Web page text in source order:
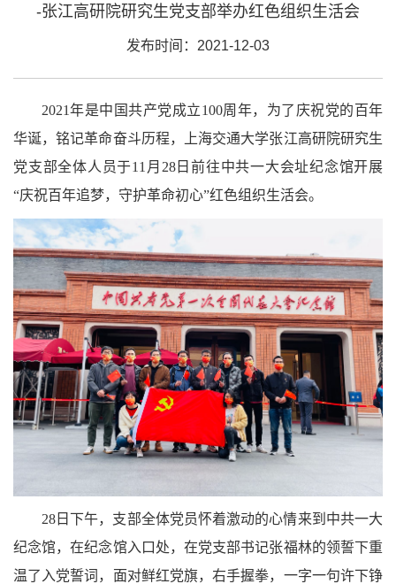
-张江高研院研究生党支部举办红色组织生活会
发布时间：2021-12-03
2021年是中国共产党成立100周年，为了庆祝党的百年
华诞，铭记革命奋斗历程，上海交通大学张江高研院研究生
党支部全体人员于11月28日前往中共一大会址纪念馆开展
“庆祝百年追梦，守护革命初心”红色组织生活会。
28日下午，支部全体党员怀着激动的心情来到中共一大
纪念馆，在纪念馆入口处，在党支部书记张福林的领誓下重
温了入党誓词，面对鲜红党旗，右手握拳，一字一句许下铮